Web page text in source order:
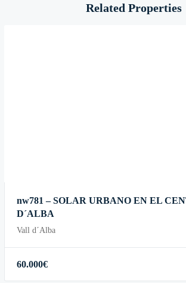
Related Properties
nw781 – SOLAR URBANO EN EL
D´ALBA
Vall d´Alba
60.000€